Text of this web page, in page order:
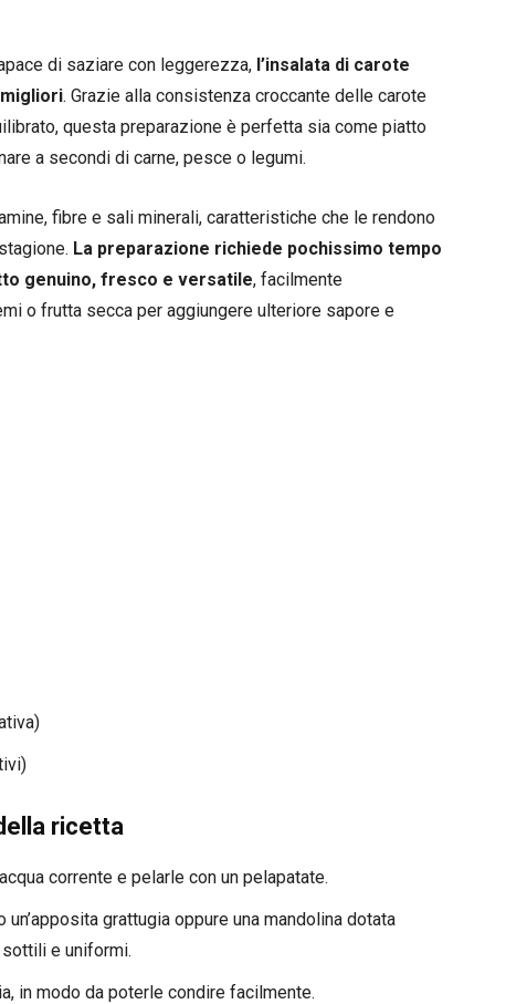
di saziare con leggerezza, l’insalata di carote
. Grazie alla consistenza croccante delle carote
questa preparazione è perfetta sia come piatto
a secondi di carne, pesce o legumi.
fibre e sali minerali, caratteristiche che le rendono
La preparazione richiede pochissimo tempo
genuino, fresco e versatile, facilmente
o frutta secca per aggiungere ulteriore sapore e
ricetta
corrente e pelarle con un pelapatate.
grattugia oppure una mandolina dotata
e uniformi.
in modo da poterle condire facilmente.